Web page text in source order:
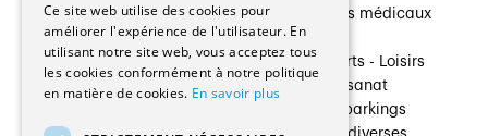
Entreprises générales
Ingénieurs et mandataires
Fabricants / Fournisseurs
Établissements médicaux
Villas
Cultures - Sports - Loisirs
Industrie - Artisanat
Transports et parkings
Ce site web utilise des cookies pour
améliorer l'expérience de l'utilisateur. En
utilisant notre site web, vous acceptez tous
les cookies conformément à notre politique
en matière de cookies. En savoir plus